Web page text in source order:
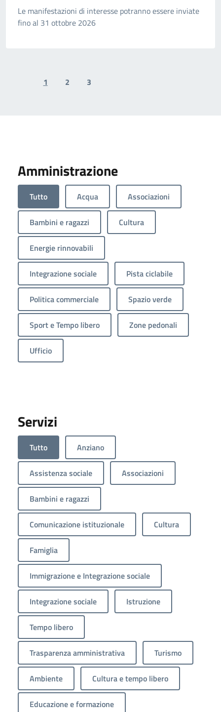
Le manifestazioni di interesse potranno essere inviate
fino al 31 ottobre 2026
Previous page
1 2 3
Amministrazione
Tutto Acqua Associazioni
Bambini e ragazzi Cultura
Energie rinnovabili
Integrazione sociale Pista ciclabile
Politica commerciale Spazio verde
Sport e Tempo libero Zone pedonali
Ufficio
Servizi
Tutto Anziano
Assistenza sociale Associazioni
Bambini e ragazzi
Comunicazione istituzionale Cultura
Famiglia
Immigrazione e Integrazione sociale
Integrazione sociale Istruzione
Tempo libero
Trasparenza amministrativa Turismo
Ambiente Cultura e tempo libero
Educazione e formazione